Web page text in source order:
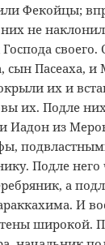
Фекойцы;
не
своего.
сын Пасеаха,
их и
их. Подле
Иадон из
Подле
а
И
широкой.